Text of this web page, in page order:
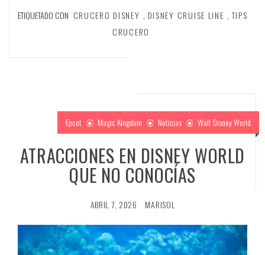
ETIQUETADO CON CRUCERO DISNEY , DISNEY CRUISE LINE , TIPS
CRUCERO
Epcot Magic Kingdom Noticias Walt Disney World
ATRACCIONES EN DISNEY WORLD
QUE NO CONOCÍAS
ABRIL 7, 2026 MARISOL